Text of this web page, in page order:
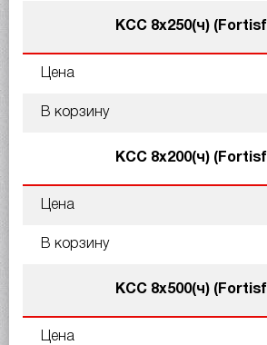
КСС 8x250(ч)
Цена
В корзину
КСС 8x200(ч)
Цена
В корзину
КСС 8x500(ч)
Цена